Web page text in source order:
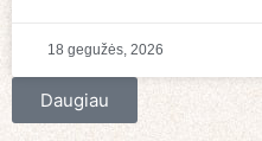
18 gegužės, 2026
Daugiau